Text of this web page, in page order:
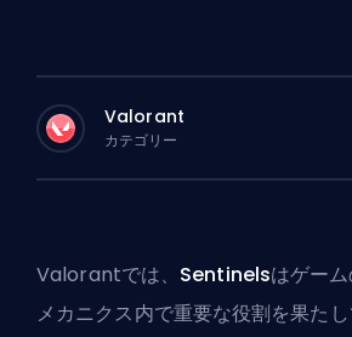
Valorant
カテゴリー
Valorantでは、 Sentinelsはゲー
メカニクス内で重要な役割を果た